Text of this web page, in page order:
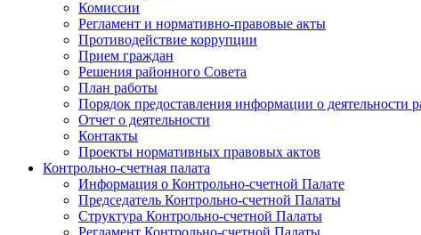
Комиссии
Регламент и нормативно-правовые акты
Противодействие коррупции
Прием граждан
Решения районного Совета
План работы
Порядок предоставления информации о деятельности
Отчет о деятельности
Контакты
Проекты нормативных правовых актов
Контрольно-счетная палата
Информация о Контрольно-счетной Палате
Председатель Контрольно-счетной Палаты
Структура Контрольно-счетной Палаты
Регламент Контрольно-счетной Палаты